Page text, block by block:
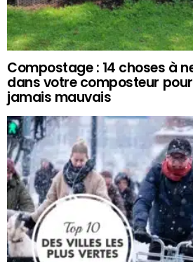
Compostage : 14 choses à
dans votre composteur pour
jamais mauvais